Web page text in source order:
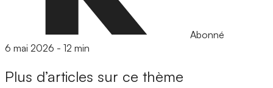
Abonné
6 mai 2026 - 12 min
Plus d’articles sur ce thème